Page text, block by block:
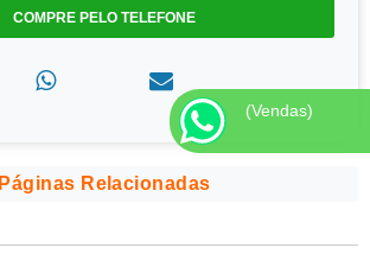
COMPRE PELO TELEFONE
Páginas Relacionadas
(Vendas)